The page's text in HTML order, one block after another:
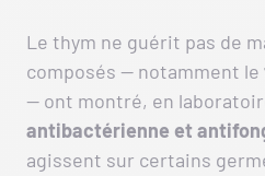
Le thym ne guérit pas de
composés — notamment le
— ont montré, en
antibactérienne et
agissent sur certains